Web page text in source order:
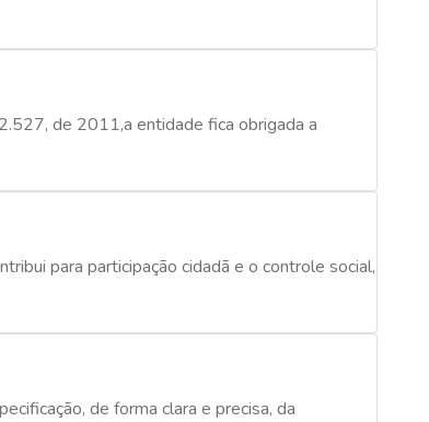
de 2011,a entidade fica obrigada a
para participação cidadã e o controle social,
de forma clara e precisa, da